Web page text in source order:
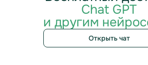
Chat GPT
и другим
Открыть чат